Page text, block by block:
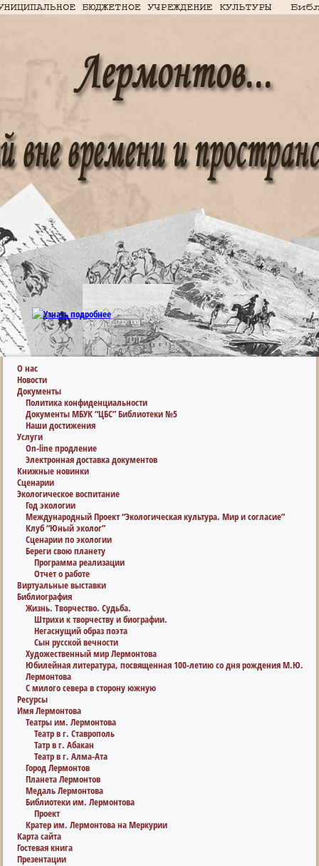
О нас
Новости
Документы
Политика конфиденциальности
Документы МБУК “ЦБС” Библиотеки №5
Наши достижения
Услуги
On-line продление
Электронная доставка документов
Книжные новинки
Сценарии
Экологическое воспитание
Год экологии
Международный Проект “Экологическая культура. Мир и согласие”
Клуб “Юный эколог”
Сценарии по экологии
Береги свою планету
Программа реализации
Отчет о работе
Виртуальные выставки
Библиография
Жизнь. Творчество. Судьба.
Штрихи к творчеству и биографии.
Негаснущий образ поэта
Сын русской вечности
Художественный мир Лермонтова
Юбилейная литература, посвященная 100-летию со дня рождения М.Ю.
Лермонтова
С милого севера в сторону южную
Ресурсы
Имя Лермонтова
Театры им. Лермонтова
Театр в г. Ставрополь
Татр в г. Абакан
Театр в г. Алма-Ата
Город Лермонтов
Планета Лермонтов
Медаль Лермонтова
Библиотеки им. Лермонтова
Проект
Кратер им. Лермонтова на Меркурии
Карта сайта
Гостевая книга
Презентации